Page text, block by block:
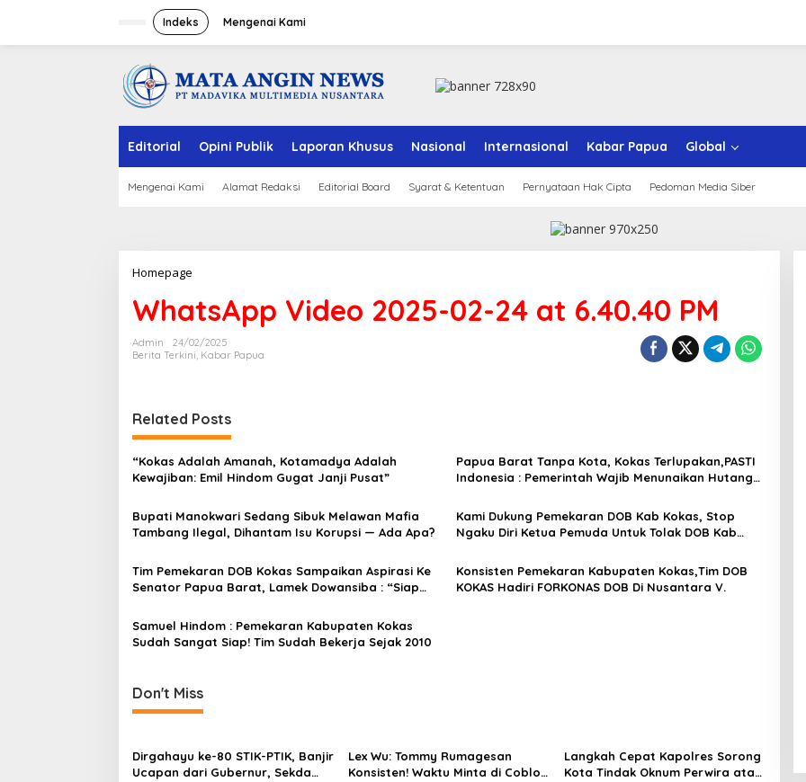
Indeks Mengenai Kami
Editorial Opini Publik Laporan Khusus Nasional Internasional Kabar Papua Global
Mengenai Kami Alamat Redaksi Editorial Board Syarat & Ketentuan Pernyataan Hak Cipta Pedoman Media Siber
Homepage
t
a
c
h
t
WhatsApp Video 2025-02-24 at 6.40.40 PM
Admin
24/02/2025
Berita Terkini, Kabar Papua
Related Posts
“Kokas Adalah Amanah, Kotamadya Adalah
Kewajiban: Emil Hindom Gugat Janji Pusat”
Papua Barat Tanpa Kota, Kokas Terlupakan,PASTI
Indonesia : Pemerintah Wajib Menunaikan Hutang
Bupati Manokwari Sedang Sibuk Melawan Mafia
Tambang Ilegal, Dihantam Isu Korupsi — Ada Apa?
Kami Dukung Pemekaran DOB Kab Kokas, Stop
Ngaku Diri Ketua Pemuda Untuk Tolak DOB Kab
Tim Pemekaran DOB Kokas Sampaikan Aspirasi Ke
Senator Papua Barat, Lamek Dowansiba : “Siap
Konsisten Pemekaran Kabupaten Kokas,Tim DOB
KOKAS Hadiri FORKONAS DOB Di Nusantara V.
Samuel Hindom : Pemekaran Kabupaten Kokas
Sudah Sangat Siap! Tim Sudah Bekerja Sejak 2010
Don't Miss
Dirgahayu ke-80 STIK-PTIK, Banjir
Ucapan dari Gubernur, Sekda
Lex Wu: Tommy Rumagesan
Konsisten! Waktu Minta di Coblos
Langkah Cepat Kapolres Sorong
Kota Tindak Oknum Perwira atas